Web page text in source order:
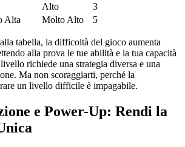
Alto
3
Alta Molto Alto 5
tabella, la difficoltà del gioco aumenta
alla prova le tue abilità e la tua capacità
richiede una strategia diversa e una
Ma non scoraggiarti, perché la
un livello difficile è impagabile.
e Power-Up: Rendi la